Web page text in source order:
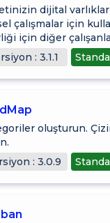
dijital
çalışmalar için
için diğer
: 3.1.1
oluşturun.
: 3.0.9